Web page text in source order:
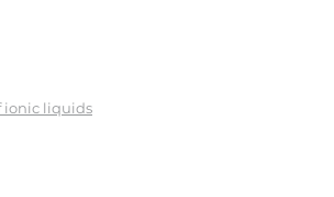
ionic liquids